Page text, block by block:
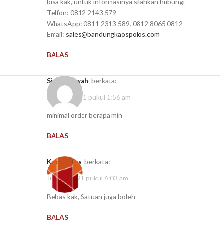
Telfon: 0812 2143 579
WhatsApp: 0811 2313 589, 0812 8065 0812
Email: sales@bandungkaospolos.com
BALAS
sitimasuwah berkata:
Juni 22, 2021 pukul 1:56 am
minimal order berapa min
BALAS
kaospolos berkata:
Juli 10, 2021 pukul 6:03 am
Bebas kak, Satuan juga boleh
BALAS